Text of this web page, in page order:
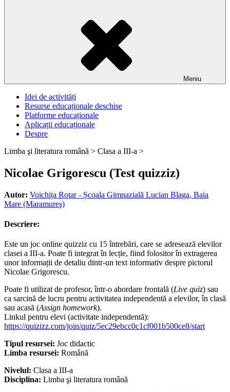
Meniu
Idei de activități
Resurse educaționale deschise
Platforme educaționale
Aplicații educaționale
Despre
Limba şi literatura română > Clasa a III-a >
Nicolae Grigorescu (Test quizziz)
Autor: Voichița Rotar - Școala Gimnazială Lucian Blaga, Baia
Mare (Maramureş)
Descriere:
Este un joc online quizziz cu 15 întrebări, care se adresează elevilor
clasei a III-a. Poate fi integrat în lecție, fiind folositor în extragerea
unor informații de detaliu dintr-un text informativ despre pictorul
Nicolae Grigorescu.
Poate fi utilizat de profesor, într-o abordare frontală (Live quiz) sau
ca sarcină de lucru pentru activitatea independentă a elevilor, în clasă
sau acasă (Assign homework).
Linkul pentru elevi (activitate independentă):
https://quizizz.com/join/quiz/5ec29ebcc0c1cf001b500ce8/start
Tipul resursei: Joc didactic
Limba resursei: Română
Nivelul: Clasa a III-a
Disciplina: Limba şi literatura română